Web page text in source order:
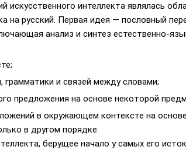
искусственного интеллекта являлась
на русский. Первая идея — пословный
анализ и синтез естественно-
грамматики и связей между словами;
предложения на основе некоторой
в окружающем контексте на
в другом порядке.
берущее начало у самых его